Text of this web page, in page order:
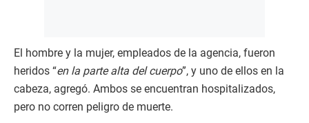
El hombre y la mujer, empleados de la agencia, fueron
heridos “en la parte alta del cuerpo”, y uno de ellos en la
cabeza, agregó. Ambos se encuentran hospitalizados,
pero no corren peligro de muerte.